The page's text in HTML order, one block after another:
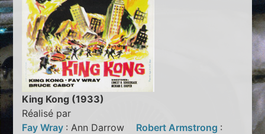
King Kong (1933)
Réalisé par
Fay Wray : Ann Darrow Robert Armstrong :